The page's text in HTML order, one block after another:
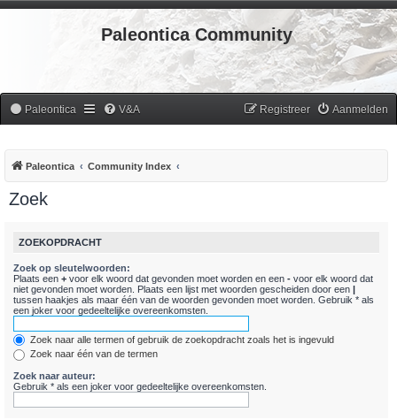
Paleontica Community
Paleontica V&A Aanmelden
Registreer
Paleontica Community Index
Zoek
ZOEKOPDRACHT
Zoek op sleutelwoorden:
Plaats een + voor elk woord dat gevonden moet worden en een - voor elk woord dat
niet gevonden moet worden. Plaats een lijst met woorden gescheiden door een |
tussen haakjes als maar één van de woorden gevonden moet worden. Gebruik * als
een joker voor gedeeltelijke overeenkomsten.
Zoek naar alle termen of gebruik de zoekopdracht zoals het is ingevuld
Zoek naar één van de termen
Zoek naar auteur:
Gebruik * als een joker voor gedeeltelijke overeenkomsten.